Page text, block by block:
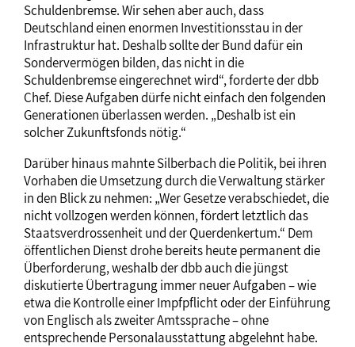
Schuldenbremse. Wir sehen aber auch, dass
Deutschland einen enormen Investitionsstau in der
Infrastruktur hat. Deshalb sollte der Bund dafür ein
Sondervermögen bilden, das nicht in die
Schuldenbremse eingerechnet wird“, forderte der dbb
Chef. Diese Aufgaben dürfe nicht einfach den folgenden
Generationen überlassen werden. „Deshalb ist ein
solcher Zukunftsfonds nötig.“
Darüber hinaus mahnte Silberbach die Politik, bei ihren
Vorhaben die Umsetzung durch die Verwaltung stärker
in den Blick zu nehmen: „Wer Gesetze verabschiedet, die
nicht vollzogen werden können, fördert letztlich das
Staatsverdrossenheit und der Querdenkertum.“ Dem
öffentlichen Dienst drohe bereits heute permanent die
Überforderung, weshalb der dbb auch die jüngst
diskutierte Übertragung immer neuer Aufgaben – wie
etwa die Kontrolle einer Impfpflicht oder der Einführung
von Englisch als zweiter Amtssprache – ohne
entsprechende Personalausstattung abgelehnt habe.